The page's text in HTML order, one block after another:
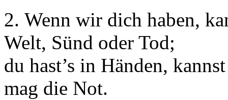
2. Wenn wir dich haben,
Welt, Sünd oder Tod;
du hast’s in Händen,
mag die Not.